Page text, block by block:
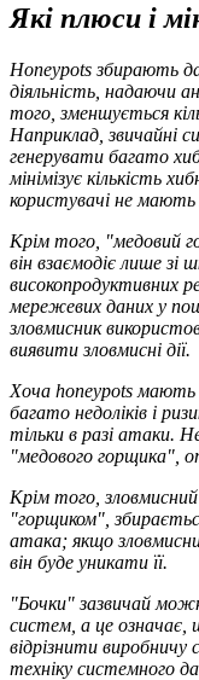
Які плюси і
Honeypots збирають
діяльність, надаючи
того, зменшується
Наприклад, звичайні
генерувати багато
мінімізує кількість
користувачі не мають
Крім того, "медовий
він взаємодіє лише зі
високопродуктивних
мережевих даних у
зловмисник
виявити зловмисні дії.
Хоча honeypots
багато недоліків і
тільки в разі атаки.
"медового горщика",
Крім того,
"горщиком",
атака; якщо
він буде уникати її.
"Бочки" зазвичай
систем, а це означає,
відрізнити
техніку системного